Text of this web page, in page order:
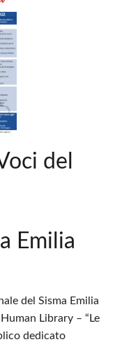
del
Emilia
del Sisma Emilia
Library – “Le
dedicato